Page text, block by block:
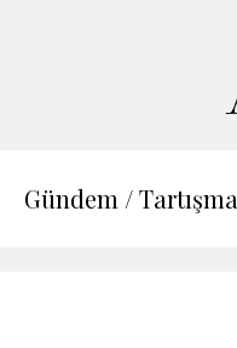
Gündem / Tartışma